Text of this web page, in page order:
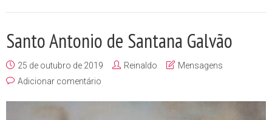
Santo Antonio de Santana Galvão
25 de outubro de 2019 Reinaldo
Mensagens
Adicionar comentário